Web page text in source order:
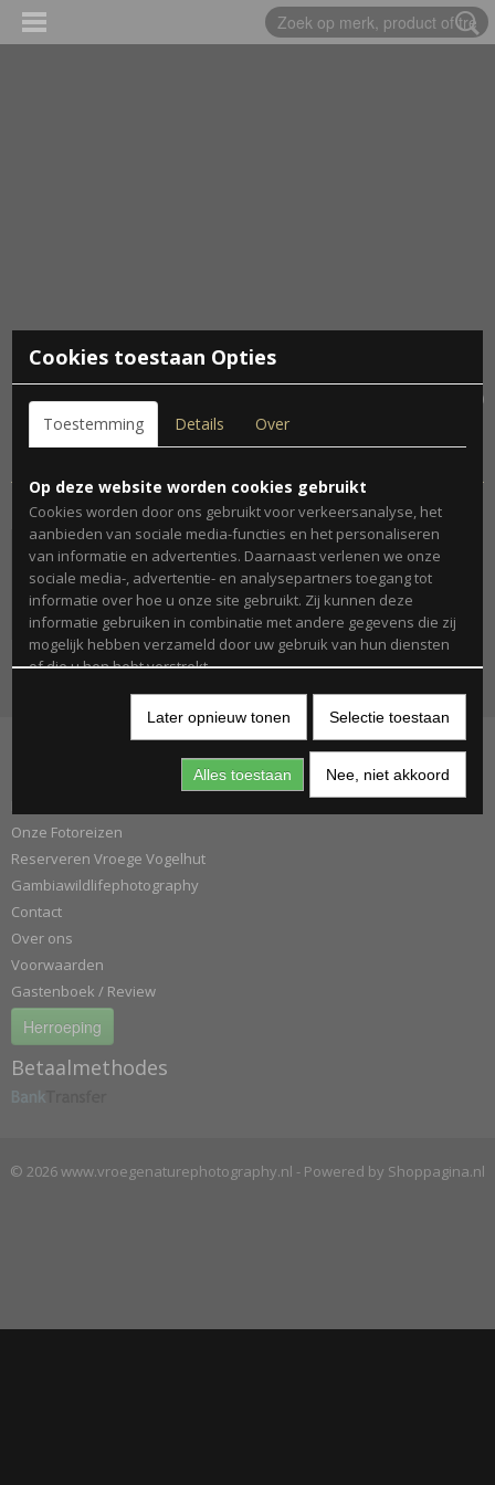
(0)
Onze Fotoreizen
Reserveren Vroege Vogelhut
Gambiawildlifephotography
Contact
Over ons
Voorwaarden
Gastenboek / Review
Herroeping
Betaalmethodes
© 2026 www.vroegenaturephotography.nl - Powered by Shoppagina.nl
Cookies toestaan Opties
Toestemming Details Over
Op deze website worden cookies gebruikt
Cookies worden door ons gebruikt voor verkeersanalyse, het
aanbieden van sociale media-functies en het personaliseren
van informatie en advertenties. Daarnaast verlenen we onze
sociale media-, advertentie- en analysepartners toegang tot
informatie over hoe u onze site gebruikt. Zij kunnen deze
informatie gebruiken in combinatie met andere gegevens die zij
mogelijk hebben verzameld door uw gebruik van hun diensten
of die u hen hebt verstrekt.
Later opnieuw tonen Selectie toestaan
Alles toestaan Nee, niet akkoord